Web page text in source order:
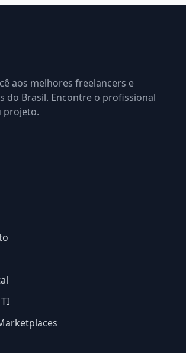
aos melhores freelancers e
do Brasil. Encontre o profissional
projeto.